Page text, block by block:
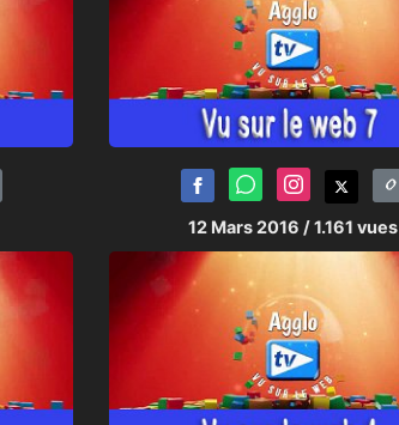
12 Mars 2016 / 1.161 vues